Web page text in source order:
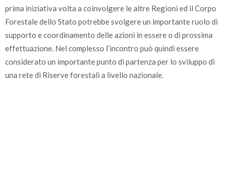
prima iniziativa volta a coinvolgere le altre Regioni ed il Corpo
Forestale dello Stato potrebbe svolgere un importante ruolo di
supporto e coordinamento delle azioni in essere o di prossima
effettuazione. Nel complesso l’incontro può quindi essere
considerato un importante punto di partenza per lo sviluppo di
una rete di Riserve forestali a livello nazionale.